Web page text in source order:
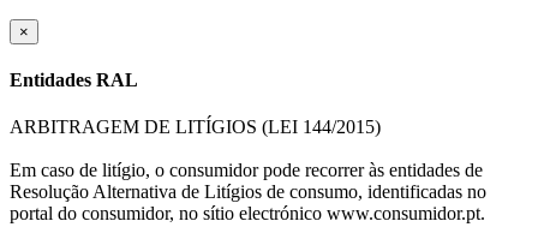
×
Entidades RAL
ARBITRAGEM DE LITÍGIOS (LEI 144/2015)
Em caso de litígio, o consumidor pode recorrer às entidades de
Resolução Alternativa de Litígios de consumo, identificadas no
portal do consumidor, no sítio electrónico www.consumidor.pt.